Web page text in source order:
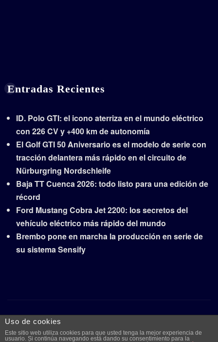
Entradas Recientes
ID. Polo GTI: el icono aterriza en el mundo eléctrico
con 226 CV y +400 km de autonomía
El Golf GTI 50 Aniversario es el modelo de serie con
tracción delantera más rápido en el circuito de
Nürburgring Nordschleife
Baja TT Cuenca 2026: todo listo para una edición de
récord
Ford Mustang Cobra Jet 2200: los secretos del
vehículo eléctrico más rápido del mundo
Brembo pone en marcha la producción en serie de
su sistema Sensify
Copyright © 2026 | Funciona conWordPress|Frankfurt
Newspor ThemeArile
Uso de cookies
Este sitio web utiliza cookies para que usted tenga la mejor experiencia de
usuario. Si continúa navegando está dando su consentimiento para la